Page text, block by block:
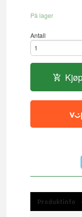
På lager
Antall
Kjøp
Produktinfo